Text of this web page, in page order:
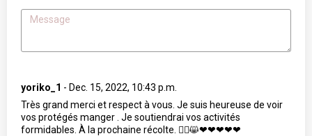
yoriko_1 - Dec. 15, 2022, 10:43 p.m.
Très grand merci et respect à vous. Je suis heureuse de voir
vos protégés manger . Je soutiendrai vos activités
formidables. À la prochaine récolte. 🙋‍♀️😸❤❤❤❤❤